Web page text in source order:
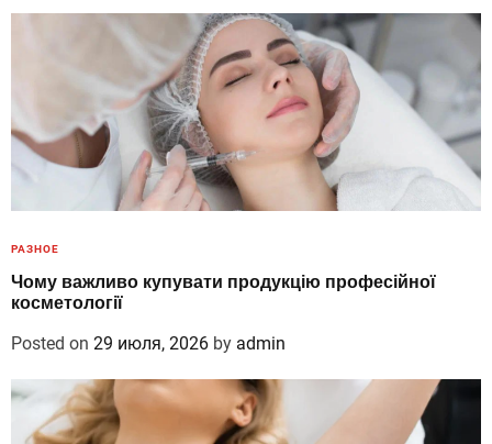
РАЗНОЕ
Чому важливо купувати продукцію професійної
косметології
Posted on 29 июля, 2026 by admin